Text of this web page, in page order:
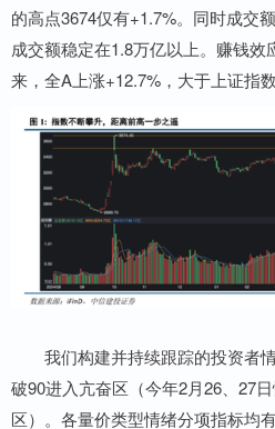
的高点3674仅有+1.7%。同时成交
成交额稳定在1.8万亿以上。赚钱效
来，全A上涨+12.7%，大于上证指数
我们构建并持续跟踪的投资者
破90进入亢奋区（今年2月26、27
区）。各量价类型情绪分项指标均